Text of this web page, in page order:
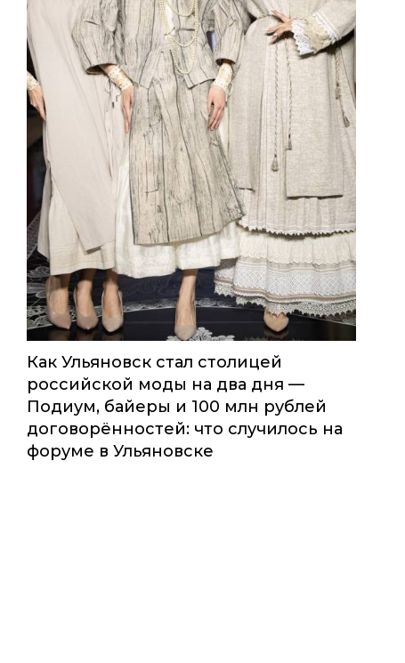
Как Ульяновск стал столицей
российской моды на два дня —
Подиум, байеры и 100 млн рублей
договорённостей: что случилось на
форуме в Ульяновске